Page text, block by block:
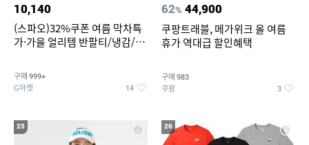
10,140
(스파오)32%쿠폰 여름 막차특
가·가을 얼리템 반팔티/냉감/반
건 외 ~74%OFF
구매 999+
G마켓 14
62% 44,900
쿠팡트래블, 메가위크 올 여름
휴가 역대급 할인혜택
구매 983
쿠팡 3
25 26